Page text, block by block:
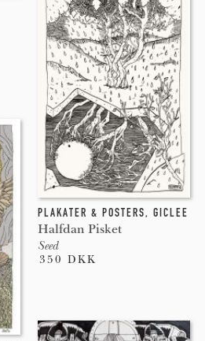
PLAKATER & POSTERS, GICLEE
Halfdan Pisket
Seed
350 DKK